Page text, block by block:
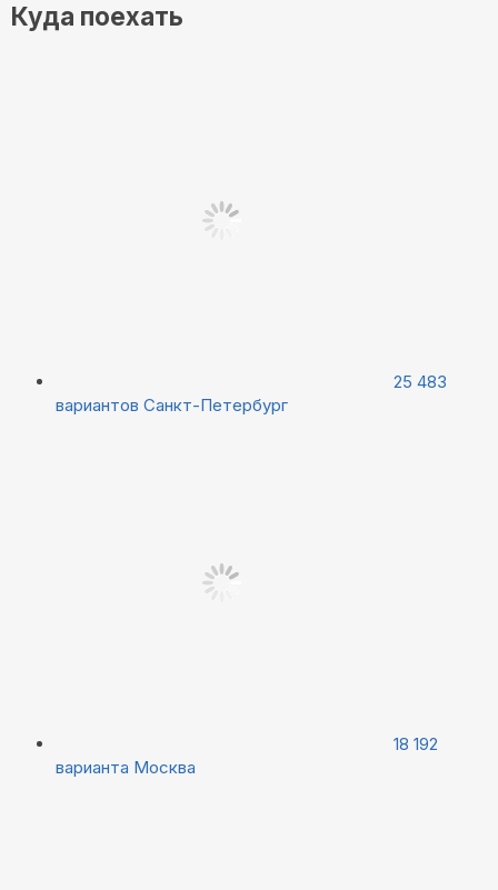
Куда поехать
25 483
вариантов Санкт-Петербург
18 192
варианта Москва